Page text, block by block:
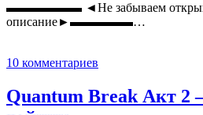
▬▬▬▬▬▬ ◄Не забываем
описание►▬▬▬▬▬…
10 комментариев
Quantum Break Акт